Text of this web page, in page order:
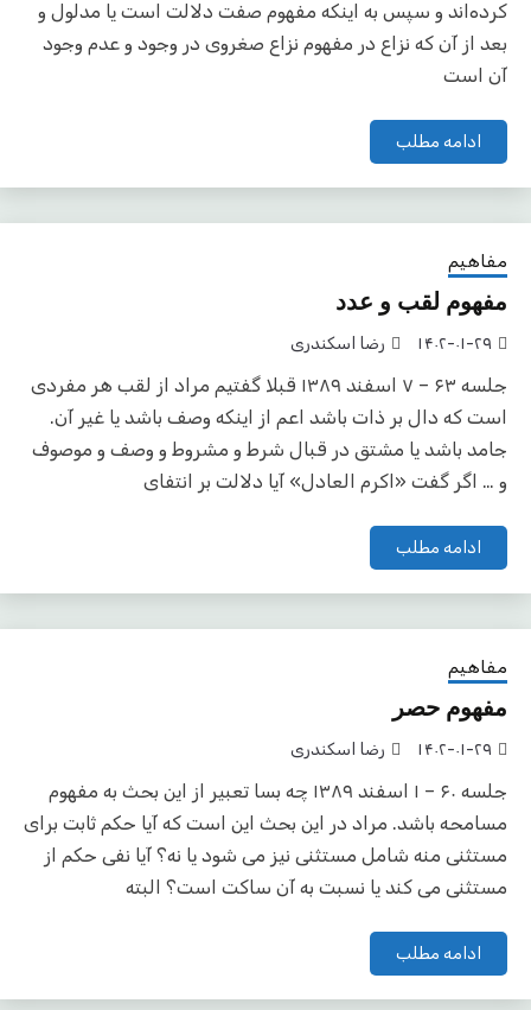
کرده‌اند و سپس به اینکه مفهوم صفت دلالت است یا مدلول و
بعد از آن که نزاع در مفهوم نزاع صغروی در وجود و عدم وجود
آن است
ادامه مطلب
مفاهیم
مفهوم لقب و عدد
۱۴۰۲-۰۱-۲۹ رضا اسکندری
جلسه ۶۳ – ۷ اسفند ۱۳۸۹ قبلا گفتیم مراد از لقب هر مفردی
است که دال بر ذات باشد اعم از اینکه وصف باشد یا غیر آن.
جامد باشد یا مشتق در قبال شرط و مشروط و وصف و موصوف
و … اگر گفت «اکرم العادل» آیا دلالت بر انتفای
ادامه مطلب
مفاهیم
مفهوم حصر
۱۴۰۲-۰۱-۲۹ رضا اسکندری
جلسه ۶۰ – ۱ اسفند ۱۳۸۹ چه بسا تعبیر از این بحث به مفهوم
مسامحه باشد. مراد در این بحث این است که آیا حکم ثابت برای
مستثنی منه شامل مستثنی نیز می شود یا نه؟ آیا نفی حکم از
مستثنی می کند یا نسبت به آن ساکت است؟ البته
ادامه مطلب